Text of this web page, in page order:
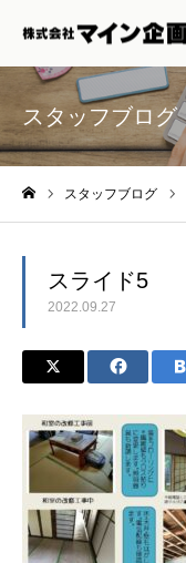
スタッフブログ
スタッフブログ
スライド5
2022.09.27